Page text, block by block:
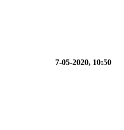
7-05-2020, 10:50